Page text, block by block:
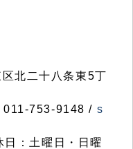
北二十八条東5丁
011-753-9148 / s
：土曜日・日曜